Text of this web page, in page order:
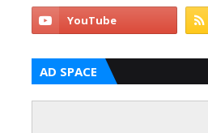
AD SPACE